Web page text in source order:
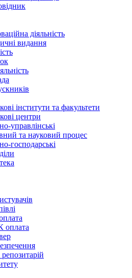
діяльність
видання
інститути та факультети
центри
управлінські
та науковий процес
господарські